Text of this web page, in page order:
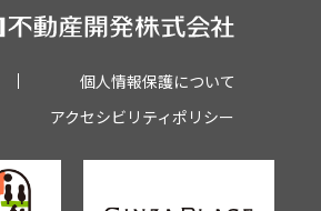
個人情報保護について
アクセシビリティポリシー